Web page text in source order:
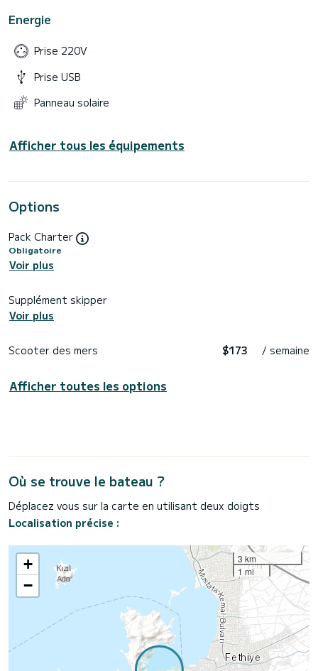
Energie
Prise 220V
Prise USB
Panneau solaire
Afficher tous les équipements
Options
Pack Charter
Obligatoire
Voir plus
Supplément skipper
Voir plus
Scooter des mers $173 / semaine
Afficher toutes les options
Où se trouve le bateau ?
Déplacez vous sur la carte en utilisant deux doigts
Localisation précise :
+
−
3 km
1 mi